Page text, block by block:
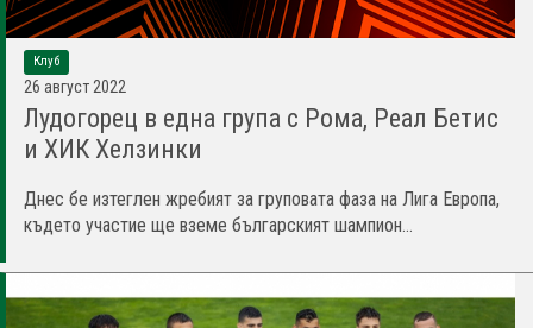
Клуб
26 август 2022
Лудогорец в една група с Рома, Реал Бетис
и ХИК Хелзинки
Днес бе изтеглен жребият за груповата фаза на Лига Европа,
където участие ще вземе българският шампион...